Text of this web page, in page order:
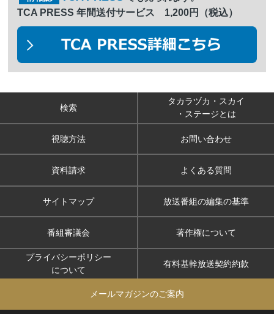
TCA PRESS 年間送付サービス 1,200円（税込）
検索
タカラヅカ・スカイ
・ステージとは
視聴方法 お問い合わせ
資料請求 よくある質問
サイトマップ 放送番組の編集の基準
番組審議会 著作権について
プライバシーポリシー
について
有料基幹放送契約約款
メールマガジンのご案内